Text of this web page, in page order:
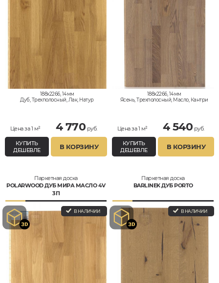
188x2266, 14мм
Дуб, Трехполосный, Лак, Натур
Цена за 1 м² 4 770 руб.
КУПИТЬ
ДЕШЕВЛЕ
В КОРЗИНУ
188x2266, 14мм
Ясень, Трехполосный, Масло, Кантри
Цена за 1 м² 4 540 руб.
КУПИТЬ
ДЕШЕВЛЕ
В КОРЗИНУ
Паркетная доска
POLARWOOD ДУБ МИРА МАСЛО 4V
3П
В НАЛИЧИИ
Паркетная доска
BARLINEK ДУБ PORTO
В НАЛИЧИИ